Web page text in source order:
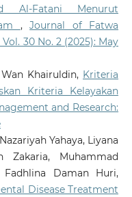
Al-Fatani Menurut
,Journal of Fatwa
30 No. 2 (2025): May
Khairuldin, Kriteria
Kriteria Kelayakan
and Research:
Yahaya, Liyana
Zakaria, Muhammad
Daman Huri,
Disease Treatment